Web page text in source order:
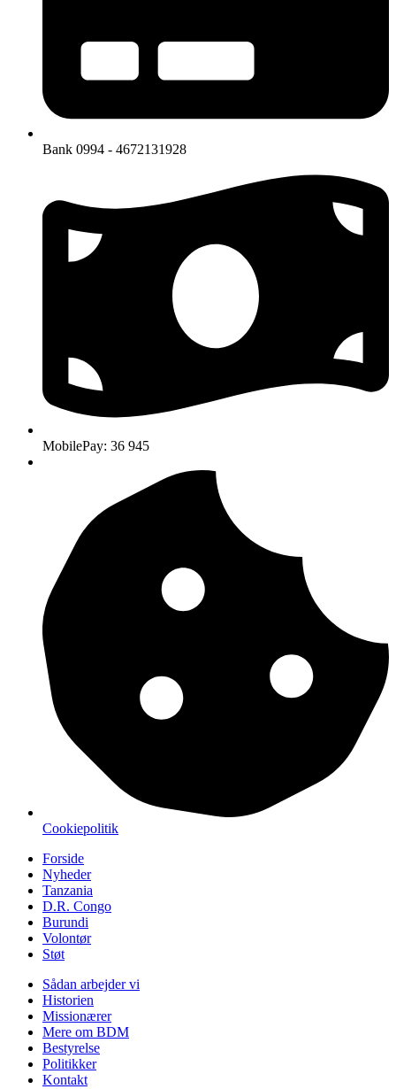
Bank 0994 - 4672131928
MobilePay: 36 945
Cookiepolitik
Forside
Nyheder
Tanzania
D.R. Congo
Burundi
Volontør
Støt
Sådan arbejder vi
Historien
Missionærer
Mere om BDM
Bestyrelse
Politikker
Kontakt